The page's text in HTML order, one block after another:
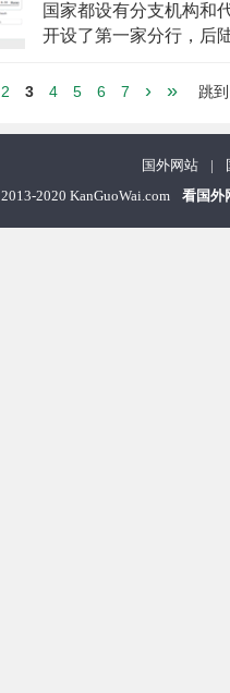
国家都设有分支机构和
开设了第一家分行，后
2 3 4 5 6 7 › » 跳到
国外网站 |
2013-2020 KanGuoWai.com 看国外